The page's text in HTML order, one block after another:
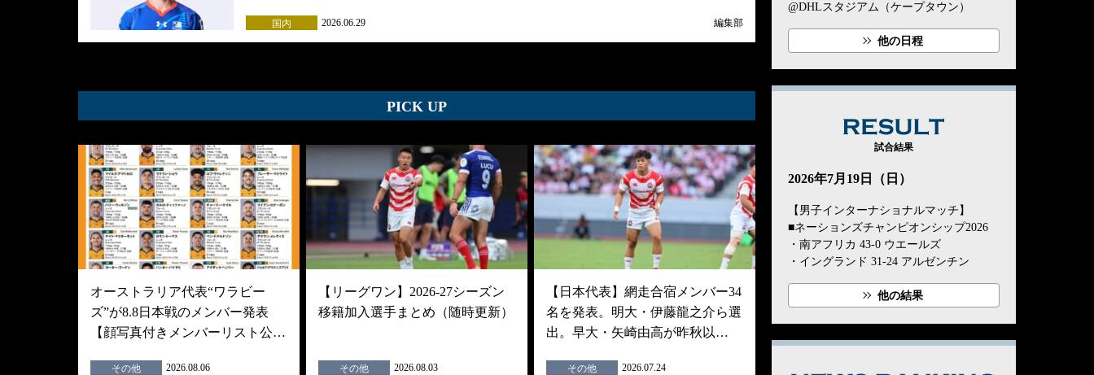
国内 2026.06.29 編集部
PICK UP
オーストラリア代表“ワラビー
ズ”が8.8日本戦のメンバー発表
【顔写真付きメンバーリスト公…
その他 2026.08.06
【リーグワン】2026-27シーズン
移籍加入選手まとめ（随時更新）
その他 2026.08.03
【日本代表】網走合宿メンバー34
名を発表。明大・伊藤龍之介ら選
出。早大・矢崎由高が昨秋以…
その他 2026.07.24
@DHLスタジアム（ケープタウン）
他の日程
試合結果
2026年7月19日（日）
【男子インターナショナルマッチ】
■ネーションズチャンピオンシップ2026
・南アフリカ 43-0 ウエールズ
・イングランド 31-24 アルゼンチン
他の結果